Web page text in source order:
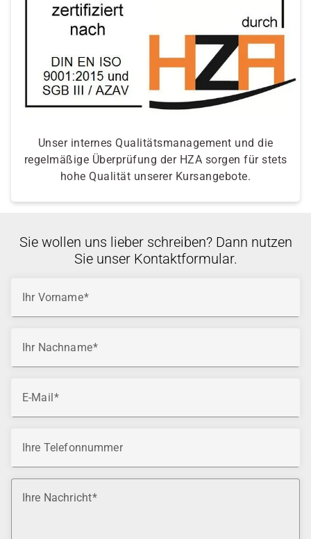
Unser internes Qualitätsmanagement und die
regelmäßige Überprüfung der HZA sorgen für stets
hohe Qualität unserer Kursangebote.
Sie wollen uns lieber schreiben? Dann nutzen
Sie unser Kontaktformular.
Ihr Vorname
Ihr Nachname
E-Mail
Ihre Telefonnummer
Ihre Nachricht